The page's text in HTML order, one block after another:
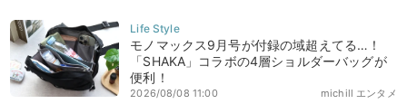
モノマックス9月号が付録の域超えてる…！
「SHAKA」コラボの4層ショルダーバッグが
便利！
michill エンタメ
2026/08/08 11:00